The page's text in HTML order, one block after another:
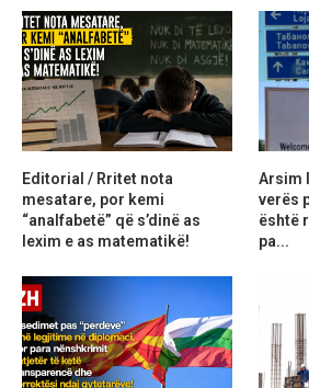
Editorial / Rritet nota
mesatare, por kemi
“analfabetë” që s’dinë as
lexim e as matematikë!
Arsim
verës
është
pa...